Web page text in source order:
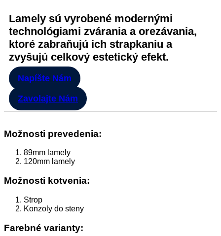
Lamely sú vyrobené modernými
technológiami zvárania a orezávania,
ktoré zabraňujú ich strapkaniu a
zvyšujú celkový estetický efekt.
Napíšte Nám
Zavolajte Nám
Možnosti prevedenia:
89mm lamely
120mm lamely
Možnosti kotvenia:
Strop
Konzoly do steny
Farebné varianty: